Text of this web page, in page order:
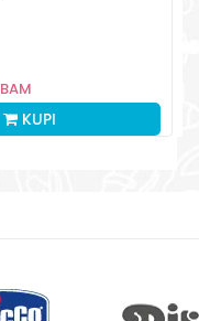
BAM
KUPI